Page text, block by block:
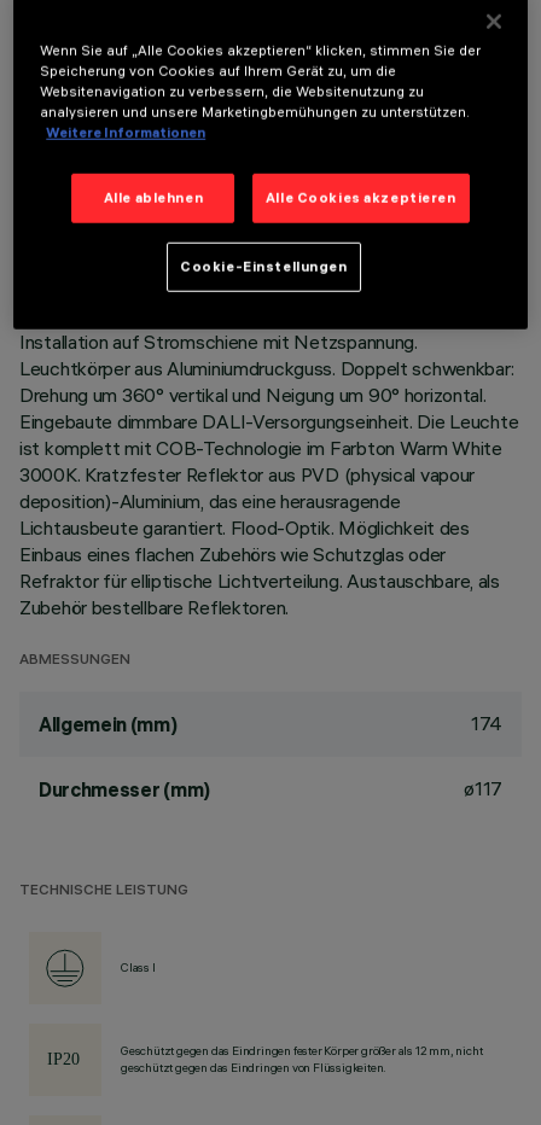
TECHNISCHE DATEN
Installation auf Stromschiene mit Netzspannung.
Leuchtkörper aus Aluminiumdruckguss. Doppelt schwenkbar:
Drehung um 360° vertikal und Neigung um 90° horizontal.
Eingebaute dimmbare DALI-Versorgungseinheit. Die Leuchte
ist komplett mit COB-Technologie im Farbton Warm White
3000K. Kratzfester Reflektor aus PVD (physical vapour
deposition)-Aluminium, das eine herausragende
Lichtausbeute garantiert. Flood-Optik. Möglichkeit des
Einbaus eines flachen Zubehörs wie Schutzglas oder
Refraktor für elliptische Lichtverteilung. Austauschbare, als
Zubehör bestellbare Reflektoren.
ABMESSUNGEN
Allgemein (mm) 174
Durchmesser (mm) ø117
TECHNISCHE LEISTUNG
Class I
Geschützt gegen das Eindringen fester Körper größer als 12 mm, nicht
geschützt gegen das Eindringen von Flüssigkeiten.
Wenn Sie auf „Alle Cookies akzeptieren“ klicken, stimmen Sie der
Speicherung von Cookies auf Ihrem Gerät zu, um die
Websitenavigation zu verbessern, die Websitenutzung zu
analysieren und unsere Marketingbemühungen zu unterstützen.
Weitere Informationen
Alle ablehnen Alle Cookies akzeptieren
Cookie-Einstellungen